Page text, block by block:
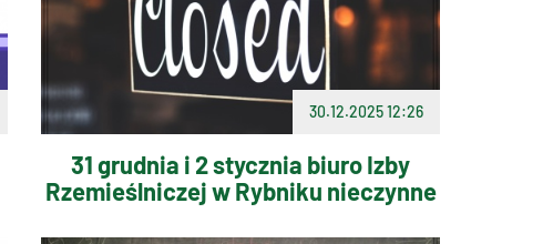
30.12.2025 12:26
31 grudnia i 2 stycznia biuro Izby
Rzemieślniczej w Rybniku nieczynne